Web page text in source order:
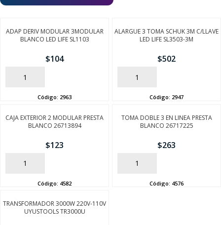
ADAP DERIV MODULAR 3MODULAR
BLANCO LED LIFE SL1103
$104
AÑADIR
Código: 2963
ALARGUE 3 TOMA SCHUK 3M C/LLAVE
LED LIFE SL3503-3M
$502
AÑADIR
Código: 2947
CAJA EXTERIOR 2 MODULAR PRESTA
BLANCO 26713894
$123
AÑADIR
Código: 4582
TOMA DOBLE 3 EN LINEA PRESTA
BLANCO 26717225
$263
AÑADIR
Código: 4576
TRANSFORMADOR 3000W 220V-110V
UYUSTOOLS TR3000U